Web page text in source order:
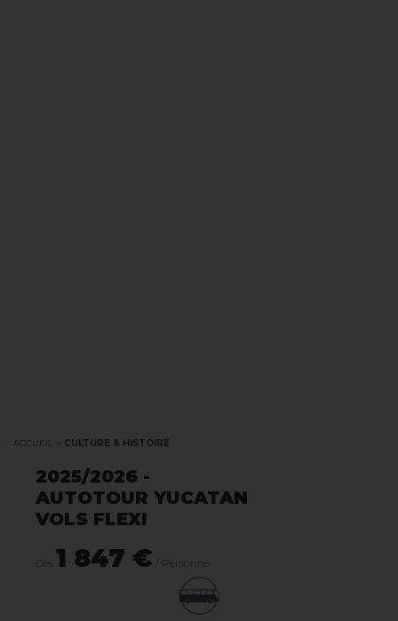
ACCUEIL > CULTURE & HISTOIRE
2025/2026 -
AUTOTOUR YUCATAN
VOLS FLEXI
Dès 1 847 € / Personne